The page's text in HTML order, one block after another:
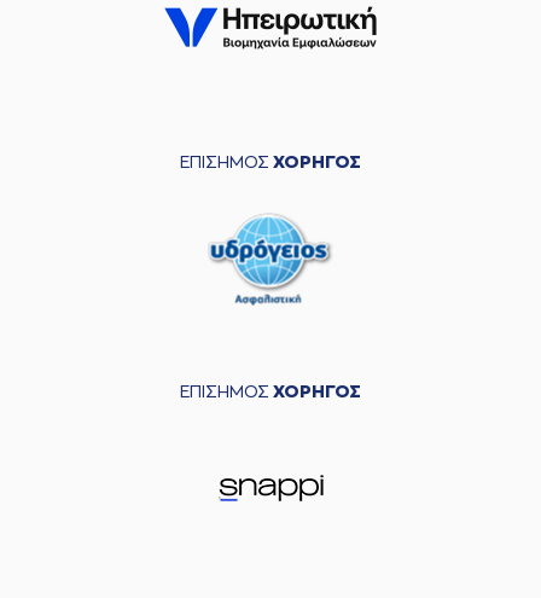
ΕΠΙΣΗΜΟΣ ΧΟΡΗΓΟΣ
ΕΠΙΣΗΜΟΣ ΧΟΡΗΓΟΣ